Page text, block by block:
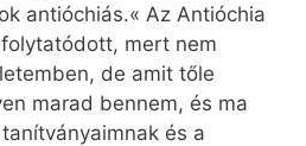
antióchiás.« Az Antióchia
mert nem
de amit tőle
marad bennem, és ma
és a